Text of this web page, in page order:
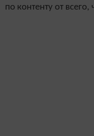
по контенту от всего,